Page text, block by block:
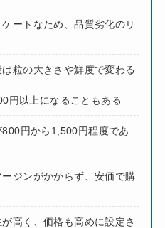
ートなため、品質劣化のリ
粒の大きさや鮮度で変わる
円以上になることもある
円から1,500円程度であ
ジンがかからず、安価で購
高く、価格も高めに設定さ